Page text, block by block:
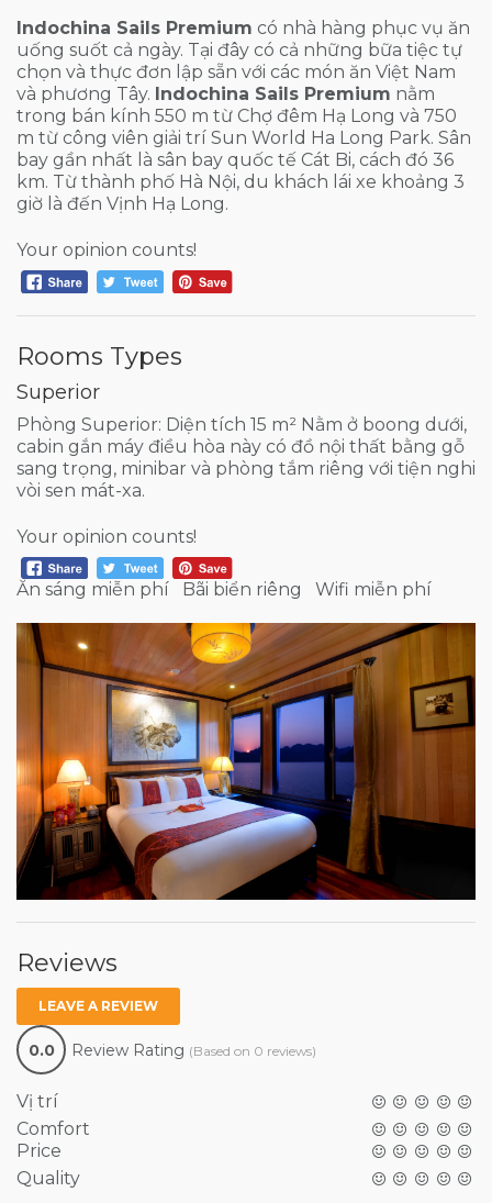
Indochina Sails Premium có nhà hàng phục vụ ăn
uống suốt cả ngày. Tại đây có cả những bữa tiệc tự
chọn và thực đơn lập sẵn với các món ăn Việt Nam
và phương Tây. Indochina Sails Premium nằm
trong bán kính 550 m từ Chợ đêm Hạ Long và 750
m từ công viên giải trí Sun World Ha Long Park. Sân
bay gần nhất là sân bay quốc tế Cát Bi, cách đó 36
km. Từ thành phố Hà Nội, du khách lái xe khoảng 3
giờ là đến Vịnh Hạ Long.
Your opinion counts!
Rooms Types
Superior
Phòng Superior: Diện tích 15 m² Nằm ở boong dưới,
cabin gắn máy điều hòa này có đồ nội thất bằng gỗ
sang trọng, minibar và phòng tắm riêng với tiện nghi
vòi sen mát-xa.
Your opinion counts!
Ăn sáng miễn phí Bãi biển riêng Wifi miễn phí
Reviews
LEAVE A REVIEW
0.0 Review Rating (Based on 0 reviews)
Vị trí
Comfort
Price
Quality